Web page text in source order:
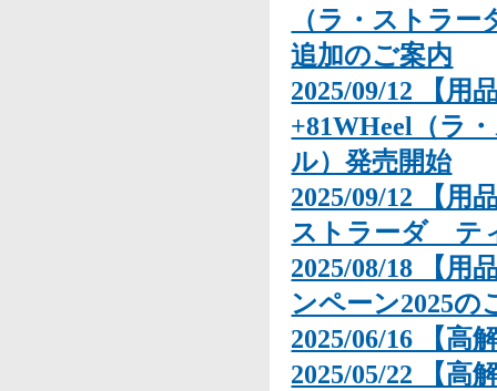
（ラ・ストラ
追加のご案内
2025/09/12 【
+81WHeel（ラ
ル）発売開始
2025/09/12 【用
ストラーダ テ
2025/08/18 【用
ンペーン2025の
2025/06/16 【高
2025/05/22 【高